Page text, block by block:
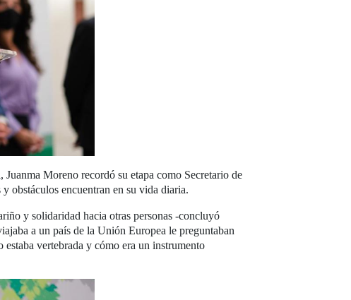
Moreno recordó su etapa como Secretario de
obstáculos encuentran en su vida diaria.
y solidaridad hacia otras personas -concluyó
a un país de la Unión Europea le preguntaban
vertebrada y cómo era un instrumento